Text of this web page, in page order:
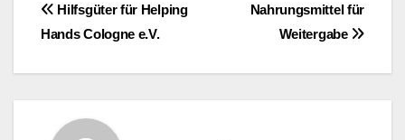
BeitragsnavigationNahrungsmittel für
Weitergabe
Hilfsgüter für Helping
Hands Cologne e.V.